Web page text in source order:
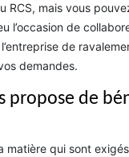
RCS, mais vous
l’occasion de
de
demandes.
propose de
qui sont